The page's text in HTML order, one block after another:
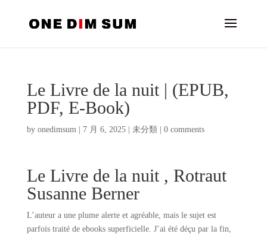
Le Livre de la nuit | (EPUB,
PDF, E-Book)
by onedimsum| 7 月 6, 2025| 未分類 0 comments
Le Livre de la nuit , Rotraut
Susanne Berner
L’auteur a une plume alerte et agréable, mais le sujet est
parfois traité de ebooks superficielle. J’ai été déçu par la fin,